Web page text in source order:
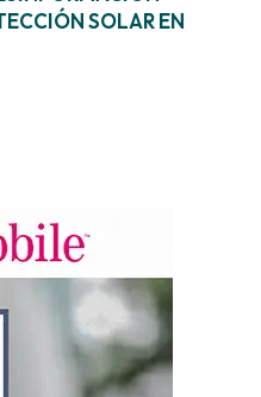
SOLAR EN